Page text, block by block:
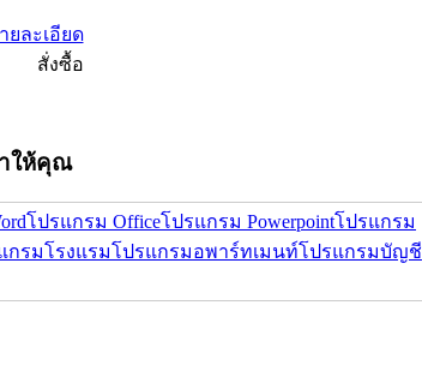
ยละเอียด
สั่งซื้อ
ให้คุณ
โปรแกรม Officeโปรแกรม Powerpointโปรแกรม
กรมโรงแรมโปรแกรมอพาร์ทเมนท์โปรแกรมบัญชี